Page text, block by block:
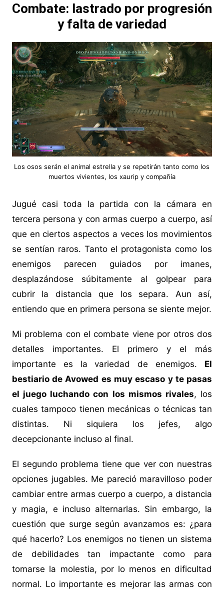
Combate: lastrado por progresión
y falta de variedad
Los osos serán el animal estrella y se repetirán tanto como los
muertos vivientes, los xaurip y compañía
Jugué casi toda la partida con la cámara en
tercera persona y con armas cuerpo a cuerpo, así
que en ciertos aspectos a veces los movimientos
se sentían raros. Tanto el protagonista como los
enemigos parecen guiados por imanes,
desplazándose súbitamente al golpear para
cubrir la distancia que los separa. Aun así,
entiendo que en primera persona se siente mejor.
Mi problema con el combate viene por otros dos
detalles importantes. El primero y el más
importante es la variedad de enemigos. El
bestiario de Avowed es muy escaso y te pasas
el juego luchando con los mismos rivales, los
cuales tampoco tienen mecánicas o técnicas tan
distintas. Ni siquiera los jefes, algo
decepcionante incluso al final.
El segundo problema tiene que ver con nuestras
opciones jugables. Me pareció maravilloso poder
cambiar entre armas cuerpo a cuerpo, a distancia
y magia, e incluso alternarlas. Sin embargo, la
cuestión que surge según avanzamos es: ¿para
qué hacerlo? Los enemigos no tienen un sistema
de debilidades tan impactante como para
tomarse la molestia, por lo menos en dificultad
normal. Lo importante es mejorar las armas con